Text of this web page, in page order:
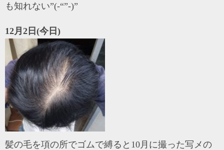
も知れない”(-“”-)”
12月2日(今日)
髪の毛を項の所でゴムで縛ると10月に撮った写メの